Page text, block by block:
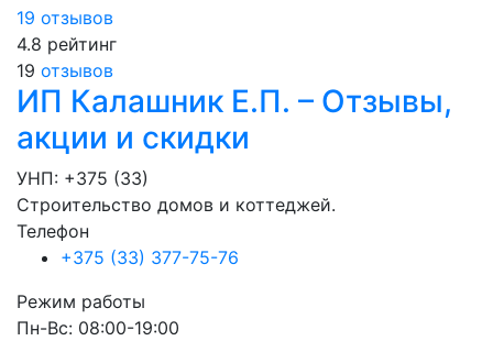
19 отзывов
4.8 рейтинг
19 отзывов
ИП Калашник Е.П. – Отзывы,
акции и скидки
УНП: +375 (33)
Строительство домов и коттеджей.
Телефон
+375 (33) 377-75-76
Режим работы
Пн-Вс: 08:00-19:00